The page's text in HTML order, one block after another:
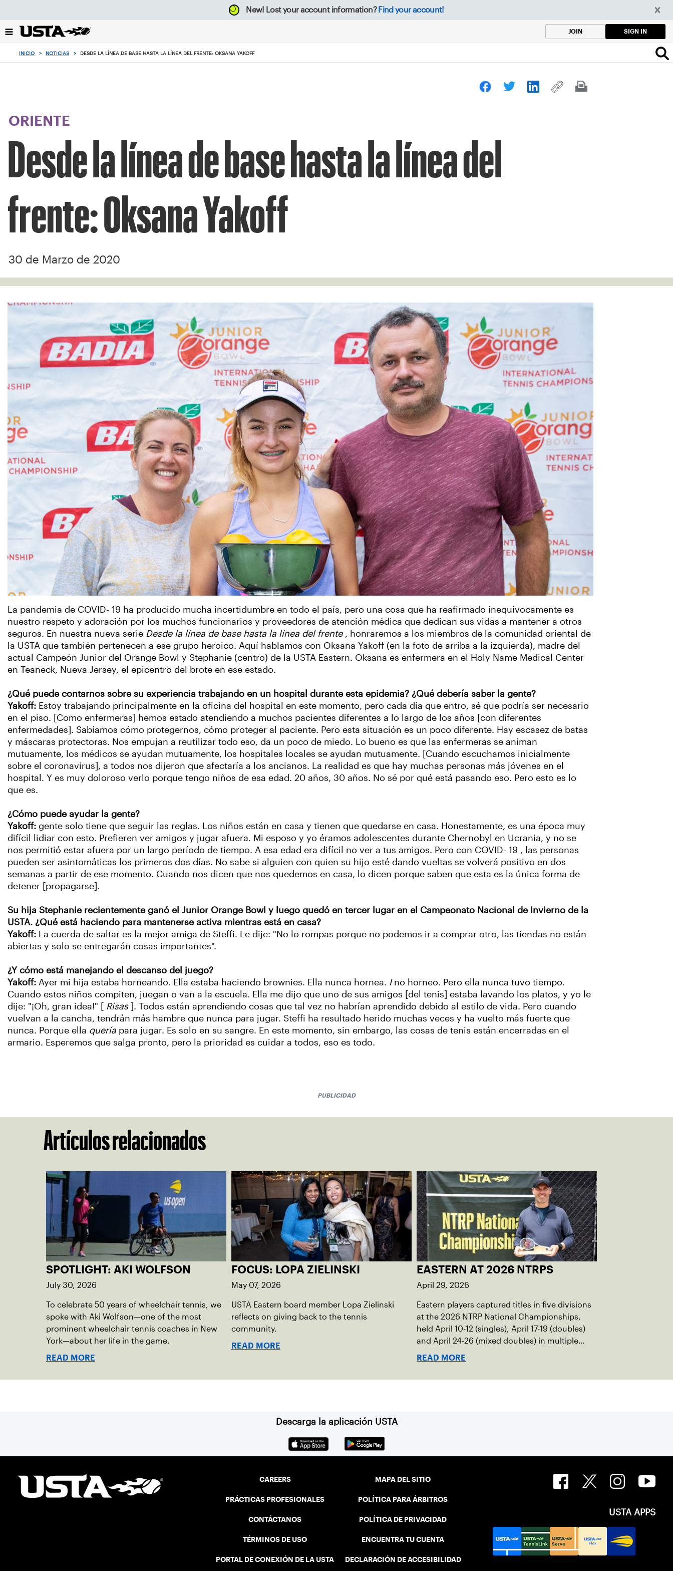
el
botón
New! Lost your account information? Find your account!
JOIN SIGN IN
INICIO > NOTICIAS > DESDE LA LÍNEA DE BASE HASTA LA LÍNEA DEL FRENTE: OKSANA YAKOFF
ORIENTE
Desde la línea de base hasta la línea del
frente: Oksana Yakoff
30 de Marzo de 2020
La pandemia de COVID- 19 ha producido mucha incertidumbre en todo el país, pero una cosa que ha reafirmado inequívocamente es
nuestro respeto y adoración por los muchos funcionarios y proveedores de atención médica que dedican sus vidas a mantener a otros
seguros. En nuestra nueva serie Desde la línea de base hasta la línea del frente , honraremos a los miembros de la comunidad oriental de
la USTA que también pertenecen a ese grupo heroico. Aquí hablamos con Oksana Yakoff (en la foto de arriba a la izquierda), madre del
actual Campeón Junior del Orange Bowl y Stephanie (centro) de la USTA Eastern. Oksana es enfermera en el Holy Name Medical Center
en Teaneck, Nueva Jersey, el epicentro del brote en ese estado.
¿Qué puede contarnos sobre su experiencia trabajando en un hospital durante esta epidemia? ¿Qué debería saber la gente?
Yakoff: Estoy trabajando principalmente en la oficina del hospital en este momento, pero cada día que entro, sé que podría ser necesario
en el piso. [Como enfermeras] hemos estado atendiendo a muchos pacientes diferentes a lo largo de los años [con diferentes
enfermedades]. Sabíamos cómo protegernos, cómo proteger al paciente. Pero esta situación es un poco diferente. Hay escasez de batas
y máscaras protectoras. Nos empujan a reutilizar todo eso, da un poco de miedo. Lo bueno es que las enfermeras se animan
mutuamente, los médicos se ayudan mutuamente, los hospitales locales se ayudan mutuamente. [Cuando escuchamos inicialmente
sobre el coronavirus], a todos nos dijeron que afectaría a los ancianos. La realidad es que hay muchas personas más jóvenes en el
hospital. Y es muy doloroso verlo porque tengo niños de esa edad. 20 años, 30 años. No sé por qué está pasando eso. Pero esto es lo
que es.
¿Cómo puede ayudar la gente?
Yakoff: gente solo tiene que seguir las reglas. Los niños están en casa y tienen que quedarse en casa. Honestamente, es una época muy
difícil lidiar con esto. Prefieren ver amigos y jugar afuera. Mi esposo y yo éramos adolescentes durante Chernobyl en Ucrania, y no se
nos permitió estar afuera por un largo período de tiempo. A esa edad era difícil no ver a tus amigos. Pero con COVID- 19 , las personas
pueden ser asintomáticas los primeros dos días. No sabe si alguien con quien su hijo esté dando vueltas se volverá positivo en dos
semanas a partir de ese momento. Cuando nos dicen que nos quedemos en casa, lo dicen porque saben que esta es la única forma de
detener [propagarse].
Su hija Stephanie recientemente ganó el Junior Orange Bowl y luego quedó en tercer lugar en el Campeonato Nacional de Invierno de la
USTA. ¿Qué está haciendo para mantenerse activa mientras está en casa?
Yakoff: La cuerda de saltar es la mejor amiga de Steffi. Le dije: "No lo rompas porque no podemos ir a comprar otro, las tiendas no están
abiertas y solo se entregarán cosas importantes".
¿Y cómo está manejando el descanso del juego?
Yakoff: Ayer mi hija estaba horneando. Ella estaba haciendo brownies. Ella nunca hornea. I no horneo. Pero ella nunca tuvo tiempo.
Cuando estos niños compiten, juegan o van a la escuela. Ella me dijo que uno de sus amigos [del tenis] estaba lavando los platos, y yo le
dije: "¡Oh, gran idea!" [ Risas ]. Todos están aprendiendo cosas que tal vez no habrían aprendido debido al estilo de vida. Pero cuando
vuelvan a la cancha, tendrán más hambre que nunca para jugar. Steffi ha resultado herido muchas veces y ha vuelto más fuerte que
nunca. Porque ella quería para jugar. Es solo en su sangre. En este momento, sin embargo, las cosas de tenis están encerradas en el
armario. Esperemos que salga pronto, pero la prioridad es cuidar a todos, eso es todo.
PUBLICIDAD
Artículos relacionados
SPOTLIGHT: AKI WOLFSON
July 30, 2026
To celebrate 50 years of wheelchair tennis, we
spoke with Aki Wolfson—one of the most
prominent wheelchair tennis coaches in New
York—about her life in the game.
READ MORE
FOCUS: LOPA ZIELINSKI
May 07, 2026
USTA Eastern board member Lopa Zielinski
reflects on giving back to the tennis
community.
READ MORE
EASTERN AT 2026 NTRPS
April 29, 2026
Eastern players captured titles in five divisions
at the 2026 NTRP National Championships,
held April 10-12 (singles), April 17-19 (doubles)
and April 24-26 (mixed doubles) in multiple
locations across the country.
READ MORE
Descarga la aplicación USTA
CAREERS
PRÁCTICAS PROFESIONALES
CONTÁCTANOS
TÉRMINOS DE USO
PORTAL DE CONEXIÓN DE LA USTA
MAPA DEL SITIO
POLÍTICA PARA ÁRBITROS
POLÍTICA DE PRIVACIDAD
ENCUENTRA TU CUENTA
DECLARACIÓN DE ACCESIBILIDAD
USTA APPS